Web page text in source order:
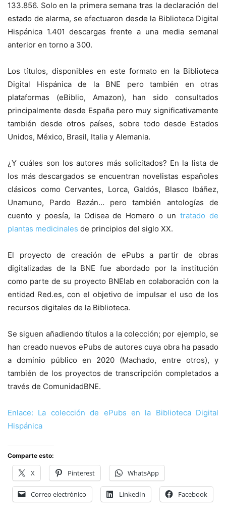
133.856. Solo en la primera semana tras la declaración del
estado de alarma, se efectuaron desde la Biblioteca Digital
Hispánica 1.401 descargas frente a una media semanal
anterior en torno a 300.
Los títulos, disponibles en este formato en la Biblioteca
Digital Hispánica de la BNE pero también en otras
plataformas (eBiblio, Amazon), han sido consultados
principalmente desde España pero muy significativamente
también desde otros países, sobre todo desde Estados
Unidos, México, Brasil, Italia y Alemania.
¿Y cuáles son los autores más solicitados? En la lista de
los más descargados se encuentran novelistas españoles
clásicos como Cervantes, Lorca, Galdós, Blasco Ibáñez,
Unamuno, Pardo Bazán… pero también antologías de
cuento y poesía, la Odisea de Homero o untratado de
plantas medicinales de principios del siglo XX.
El proyecto de creación de ePubs a partir de obras
digitalizadas de la BNE fue abordado por la institución
como parte de su proyecto BNElab en colaboración con la
entidad Red.es, con el objetivo de impulsar el uso de los
recursos digitales de la Biblioteca.
Se siguen añadiendo títulos a la colección; por ejemplo, se
han creado nuevos ePubs de autores cuya obra ha pasado
a dominio público en 2020 (Machado, entre otros), y
también de los proyectos de transcripción completados a
través de ComunidadBNE.
Enlace: La colección de ePubs en la Biblioteca Digital
Hispánica
Comparte esto:
X Pinterest WhatsApp
Correo electrónico LinkedIn Facebook